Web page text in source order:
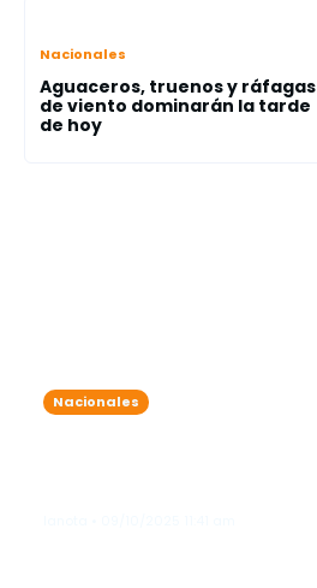
Nacionales
Aguaceros, truenos y ráfagas
de viento dominarán la tarde
de hoy
Nacionales